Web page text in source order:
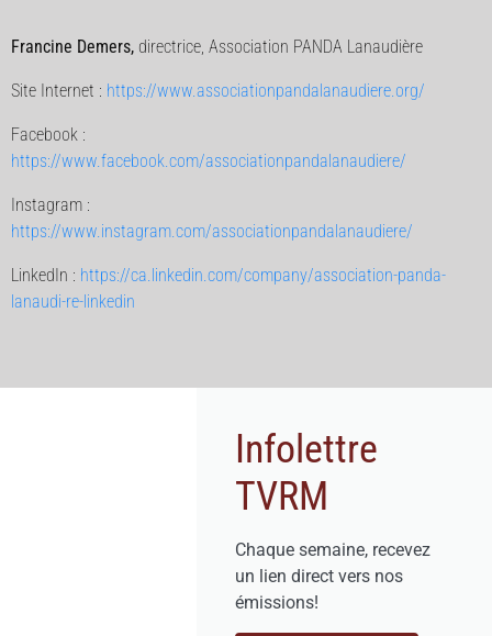
Francine Demers, directrice, Association PANDA Lanaudière
Site Internet : https://www.associationpandalanaudiere.org/
Facebook :
https://www.facebook.com/associationpandalanaudiere/
Instagram :
https://www.instagram.com/associationpandalanaudiere/
LinkedIn : https://ca.linkedin.com/company/association-panda-
lanaudi-re-linkedin
Infolettre
TVRM
Chaque semaine, recevez
un lien direct vers nos
émissions!